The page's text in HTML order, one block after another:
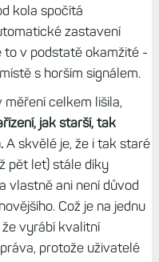
kola spočítá
zastavení
to v podstatě okamžité -
s horším signálem.
celkem lišila,
jak starší, tak
A skvělé je, že i tak staré
pět let) stále díky
vlastně ani není důvod
Což je na jednu
vyrábí kvalitní
protože uživatelé